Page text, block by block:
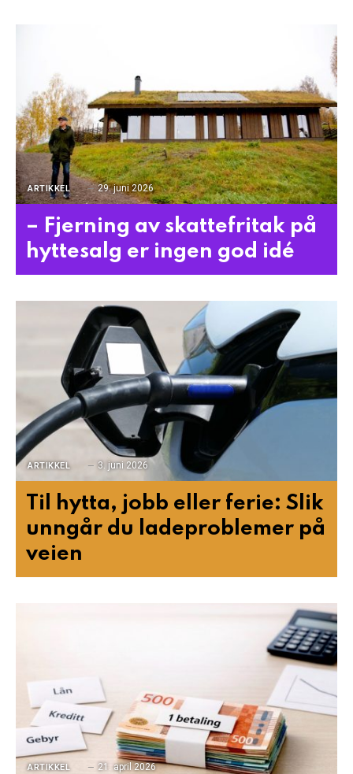
ARTIKKEL 29. juni 2026
– Fjerning av skattefritak på
hyttesalg er ingen god idé
ARTIKKEL 3. juni 2026
Til hytta, jobb eller ferie: Slik
unngår du ladeproblemer på
veien
ARTIKKEL 21. april 2026